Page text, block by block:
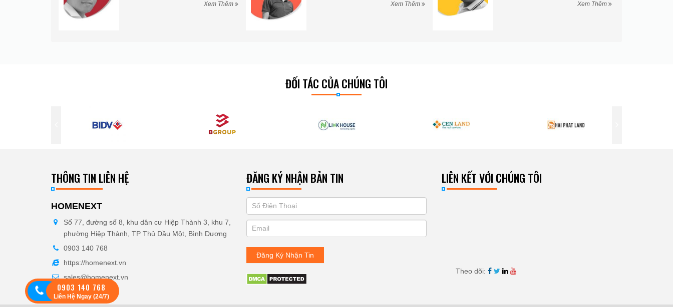
Xem Thêm Xem Thêm Xem Thêm
ĐỐI TÁC CỦA CHÚNG TÔI
THÔNG TIN LIÊN HỆ
HOMENEXT
Số 77, đường số 8, khu dân cư Hiệp Thành 3, khu 7,
phường Hiệp Thành, TP Thủ Dầu Một, Bình Dương
0903 140 768
https://homenext.vn
sales@homenext.vn
ĐĂNG KÝ NHẬN BẢN TIN
ĐĂNG
KÝ
NHẬN
BẢN
TIN
you
are
human,
leave
this
blank.
Đăng Ký Nhận Tin
LIÊN KẾT VỚI CHÚNG TÔI
Theo dõi:
0903 140 768
Liên Hệ Ngay (24/7)